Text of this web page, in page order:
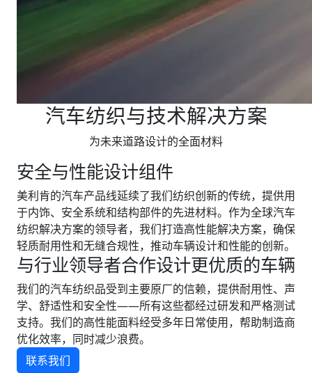
汽车纺织与技术解决方案
为未来道路设计的全面材料
安全与性能设计组件
美利肯的汽车产品线延续了我们纺织创新的传统，提供用
于内饰、安全系统和结构部件的先进材料。作为全球汽车
纺织解决方案的领导者，我们打造高性能解决方案，确保
轻质耐用性和无缝合规性，推动车辆设计和性能的创新。
与行业领导者合作设计更优质的车辆
我们的汽车纺织品受到主要原厂的信赖，提供耐用性、声
学、舒适性和安全性——所有这些都经过研发和严格测试
支持。我们的高性能面料经受多年日常使用，帮助制造商
优化效率，同时减少浪费。
联系我们